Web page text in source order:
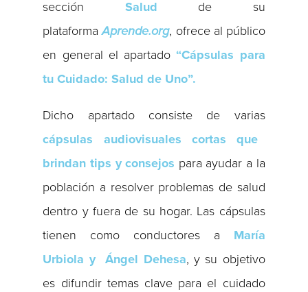
sección Salud de su
plataformaAprende.org, ofrece al público
en general el apartado“Cápsulas para
tu Cuidado: Salud de Uno”.
Dicho apartado consiste de varias
cápsulas audiovisuales cortas que
brindan tips y consejos para ayudar a la
población a resolver problemas de salud
dentro y fuera de su hogar. Las cápsulas
tienen como conductores a María
Urbiola y Ángel Dehesa, y su objetivo
es difundir temas clave para el cuidado